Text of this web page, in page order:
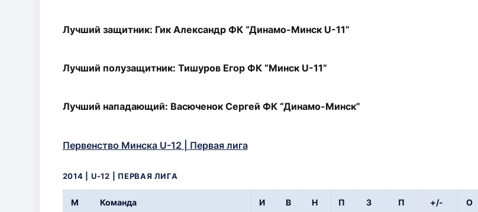
Лучший защитник: Гик Александр ФК “Динамо-Минск U-11”
Лучший полузащитник: Тишуров Егор ФК “Минск U-11”
Лучший нападающий: Васюченок Сергей ФК “Динамо-Минск”
Первенство Минска U-12 | Первая лига
2014 | U-12 | ПЕРВАЯ ЛИГА
М Команда И В Н П З П +/- О